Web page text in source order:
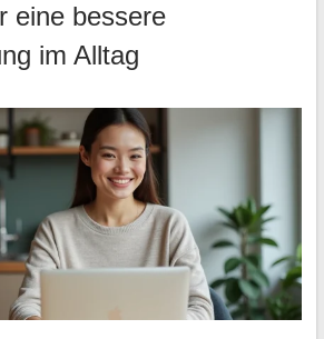
eine bessere
im Alltag